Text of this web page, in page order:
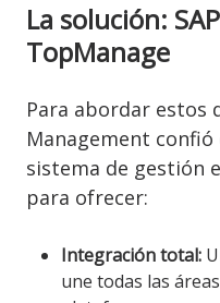
La solución:
TopManage
Para abordar estos
Management confió
sistema de gestión
para ofrecer:
Integración total:
une todas las